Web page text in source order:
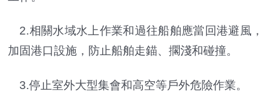
2.相關水域水上作業和過往船舶應當回港避風，
加固港口設施，防止船舶走錨、擱淺和碰撞。
3.停止室外大型集會和高空等戶外危險作業。